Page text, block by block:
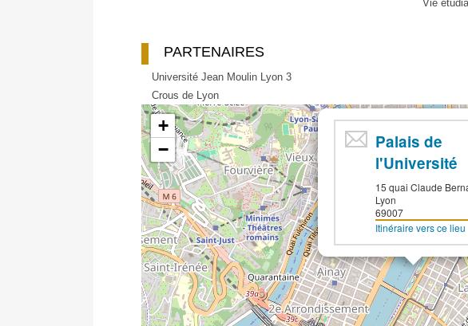
Vie
PARTENAIRES
Université Jean Moulin Lyon 3
Crous de Lyon
Palais de
l'Université
15 quai Claude
Lyon
69007
Itinéraire vers ce lieu
+
−